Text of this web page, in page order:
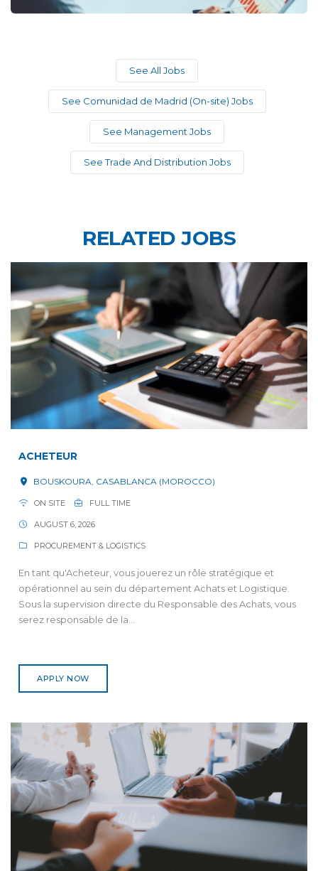
See All Jobs
See Comunidad de Madrid (On-site) Jobs
See Management Jobs
See Trade And Distribution Jobs
RELATED JOBS
ACHETEUR
BOUSKOURA, CASABLANCA (MOROCCO)
ON SITE FULL TIME
AUGUST 6, 2026
PROCUREMENT & LOGISTICS
En tant qu'Acheteur, vous jouerez un rôle stratégique et
opérationnel au sein du département Achats et Logistique.
Sous la supervision directe du Responsable des Achats, vous
serez responsable de la...
APPLY NOW